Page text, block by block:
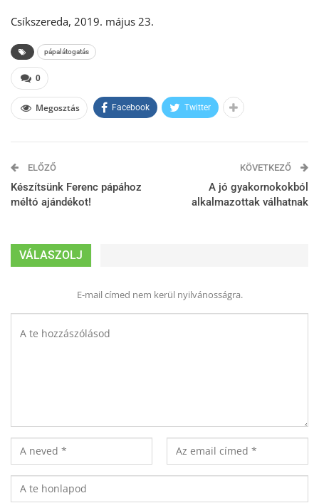
Csíkszereda, 2019. május 23.
pápalátogatás
0
Megosztás Facebook Twitter
ELŐZŐ
Készítsünk Ferenc pápához
méltó ajándékot!
KÖVETKEZŐ
A jó gyakornokokból
alkalmazottak válhatnak
VÁLASZOLJ
E-mail címed nem kerül nyilvánosságra.